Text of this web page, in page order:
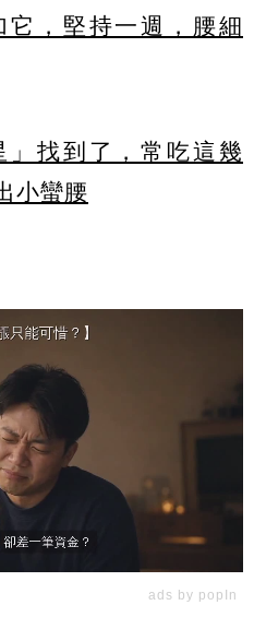
，堅持一週，腰細
找到了，常吃這幾
小蠻腰
ads by popIn